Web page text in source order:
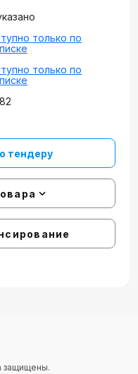
только по
только по
тендеру
защищены.